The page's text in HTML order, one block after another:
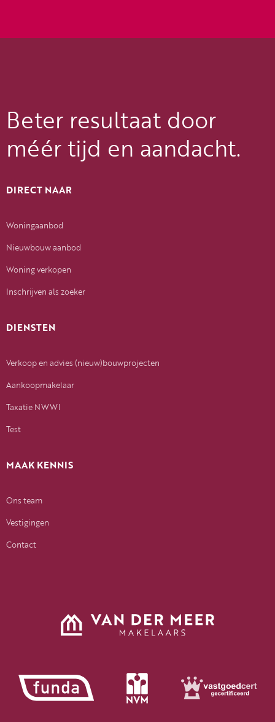
Beter resultaat door
méér tijd en aandacht.
DIRECT NAAR
Woningaanbod
Nieuwbouw aanbod
Woning verkopen
Inschrijven als zoeker
DIENSTEN
Verkoop en advies (nieuw)bouwprojecten
Aankoopmakelaar
Taxatie NWWI
Test
MAAK KENNIS
Ons team
Vestigingen
Contact